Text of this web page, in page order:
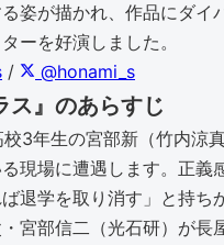
姿が描かれ、作品にダ
ーを好演しました。
/ @honami_s
ス』のあらすじ
3年生の宮部新（竹内涼
る現場に遭遇します。正
ば退学を取り消す」と持
宮部信二（光石研）が